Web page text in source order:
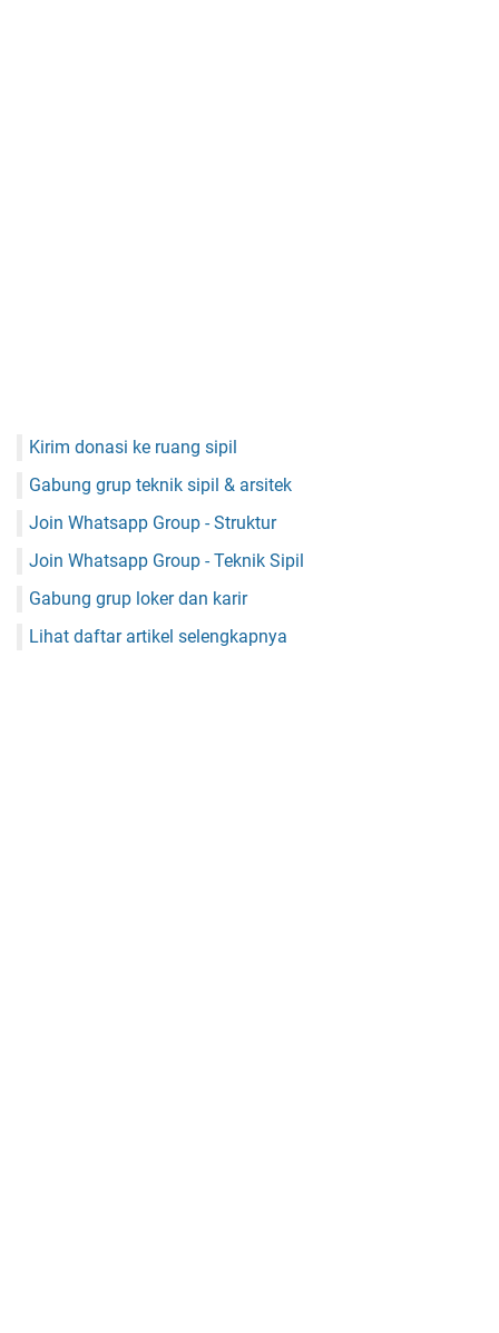
Kirim donasi ke ruang sipil
Gabung grup teknik sipil & arsitek
Join Whatsapp Group - Struktur
Join Whatsapp Group - Teknik Sipil
Gabung grup loker dan karir
Lihat daftar artikel selengkapnya